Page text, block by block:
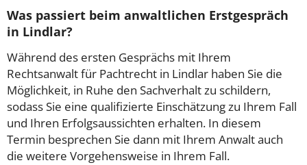
Was passiert beim anwaltlichen Erstgespräch
in Lindlar?
Während des ersten Gesprächs mit Ihrem
Rechtsanwalt für Pachtrecht in Lindlar haben Sie die
Möglichkeit, in Ruhe den Sachverhalt zu schildern,
sodass Sie eine qualifizierte Einschätzung zu Ihrem Fall
und Ihren Erfolgsaussichten erhalten. In diesem
Termin besprechen Sie dann mit Ihrem Anwalt auch
die weitere Vorgehensweise in Ihrem Fall.